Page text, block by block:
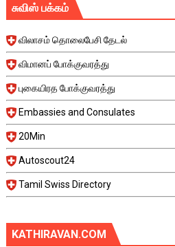
சுவிஸ் பக்கம்
விலாசம் தொலைபேசி தேடல்
விமானப் போக்குவரத்து
புகையிரத போக்குவரத்து
Embassies and Consulates
20Min
Autoscout24
Tamil Swiss Directory
KATHIRAVAN.COM